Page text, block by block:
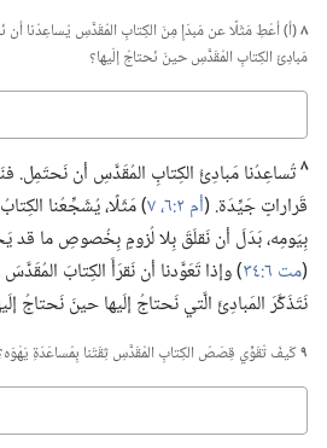
٨(‏أ)‏ أعْطِ مَثَلًا عن مَبدَإٍ مِنَ الكِتابِ المُقَدَّسِ يُساعِدُنا
مَبادِئَ الكِتابِ المُقَدَّسِ حينَ نَحتاجُ إلَيها؟‏
٨تُساعِدُنا مَبادِئُ الكِتابِ المُقَدَّسِ أن نَحتَمِل.‏
قَراراتٍ جَيِّدَة.‏ (‏أم ٢:‏٦،‏ ٧
‏)‏ مَثَلًا،‏ يُشَجِّعُنا
بِيَومِه،‏ بَدَلَ أن نَقلَقَ بِلا لُزومٍ بِخُصوصِ ما قد
(‏مت ٦:‏٣٤
‏)‏ وإذا تَعَوَّدنا أن نَقرَأَ الكِتابَ
نَتَذَكَّرَ المَبادِئَ الَّتي نَحتاجُ إلَيها حينَ نَحتاجُ
٩كَيفَ تُقَوِّي قِصَصُ الكِتابِ المُقَدَّسِ ثِقَتَنا بِمُساعَدَةِ